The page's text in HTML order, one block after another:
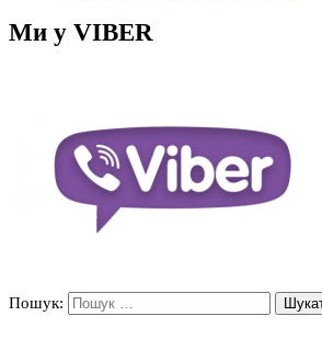
Ми у VIBER
Пошук: